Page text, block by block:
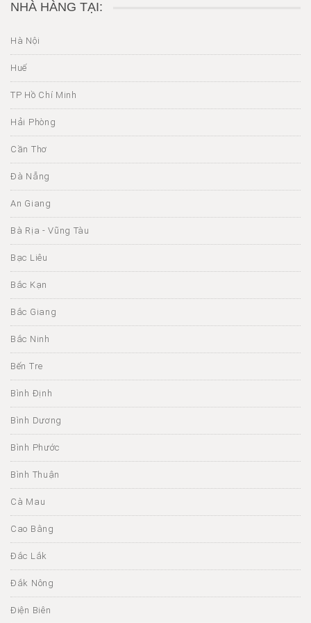
NHÀ HÀNG TẠI:
Hà Nội
Huế
TP Hồ Chí Minh
Hải Phòng
Cần Thơ
Đà Nẵng
An Giang
Bà Rịa - Vũng Tàu
Bạc Liêu
Bắc Kạn
Bắc Giang
Bắc Ninh
Bến Tre
Bình Định
Bình Dương
Bình Phước
Bình Thuận
Cà Mau
Cao Bằng
Đắc Lắk
Đắk Nông
Điện Biên